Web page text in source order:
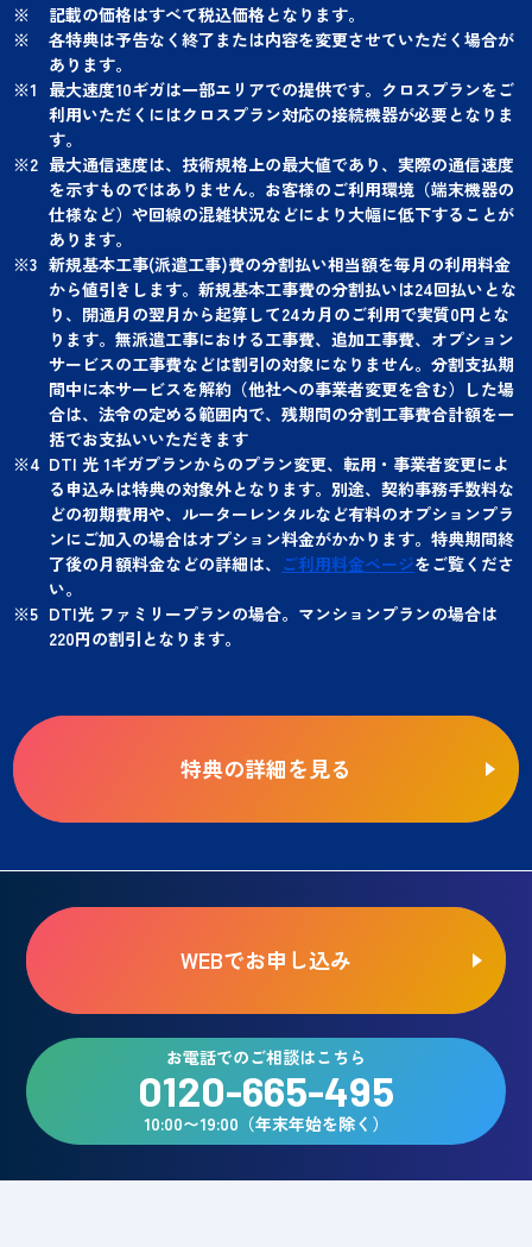
記載の価格はすべて税込価格となります。
各特典は予告なく終了または内容を変更させていただく場合が
あります。
最大速度10ギガは一部エリアでの提供です。クロスプランをご
利用いただくにはクロスプラン対応の接続機器が必要となりま
す。
最大通信速度は、技術規格上の最大値であり、実際の通信速度
を示すものではありません。お客様のご利用環境（端末機器の
仕様など）や回線の混雑状況などにより大幅に低下することが
あります。
新規基本工事(派遣工事)費の分割払い相当額を毎月の利用料金
から値引きします。新規基本工事費の分割払いは24回払いとな
り、開通月の翌月から起算して24カ月のご利用で実質0円とな
ります。無派遣工事における工事費、追加工事費、オプション
サービスの工事費などは割引の対象になりません。分割支払期
間中に本サービスを解約（他社への事業者変更を含む）した場
合は、法令の定める範囲内で、残期間の分割工事費合計額を一
括でお支払いいただきます
DTI 光 1ギガプランからのプラン変更、転用・事業者変更によ
る申込みは特典の対象外となります。別途、契約事務手数料な
どの初期費用や、ルーターレンタルなど有料のオプションプラ
ンにご加入の場合はオプション料金がかかります。特典期間終
了後の月額料金などの詳細は、 ご利用料金ページをご覧くださ
い。
DTI光 ファミリープランの場合。マンションプランの場合は
220円の割引となります。
特典の詳細を見る
WEBでお申し込み
お電話でのご相談はこちら
0120-665-495
10:00〜19:00（年末年始を除く）